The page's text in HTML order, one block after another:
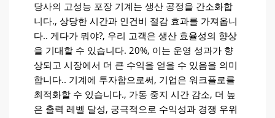
당사의 고성능 포장 기계는 생산 공정을 간소화합
니다., 상당한 시간과 인건비 절감 효과를 가져옵니
다.. 게다가 뭐야?, 우리 고객은 생산 효율성의 향상
을 기대할 수 있습니다. 20%, 이는 운영 성과가 향
상되고 시장에서 더 큰 수익을 얻을 수 있음을 의미
합니다.. 기계에 투자함으로써, 기업은 워크플로를
최적화할 수 있습니다., 가동 중지 시간 감소, 더 높
은 출력 레벨 달성, 궁극적으로 수익성과 경쟁 우위